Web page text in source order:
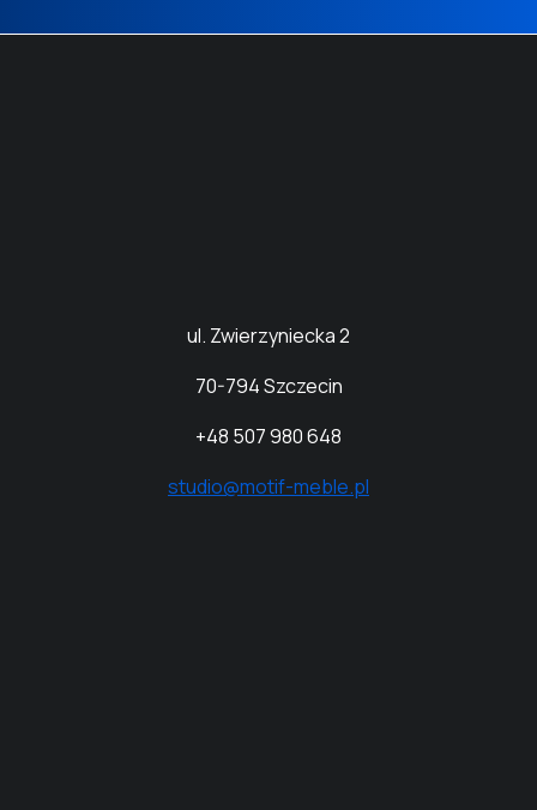
ul. Zwierzyniecka 2
70-794 Szczecin
+48 507 980 648
studio@motif-meble.pl